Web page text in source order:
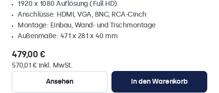
1920 x 1080 Auflösung (Full HD)
Anschlüsse: HDMI, VGA, BNC, RCA-Cinch
Montage: Einbau, Wand- und Tischmontage
Außenmaße: 471 x 281 x 40 mm
479,00 €
570,01 € inkl. MwSt.
Ansehen
In den Warenkorb